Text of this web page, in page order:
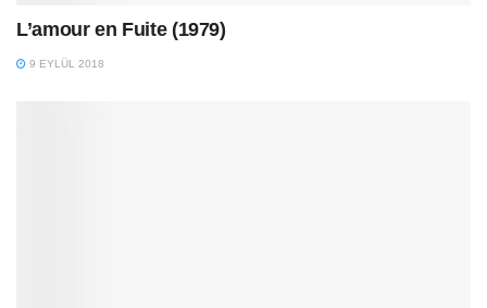
L’amour en Fuite (1979)
9 EYLÜL 2018